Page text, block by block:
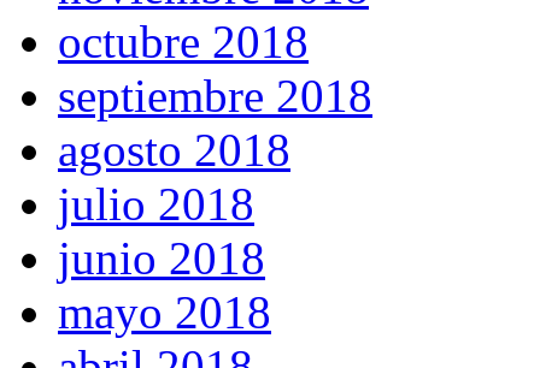
octubre 2018
septiembre 2018
agosto 2018
julio 2018
junio 2018
mayo 2018